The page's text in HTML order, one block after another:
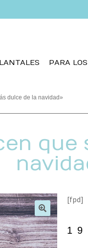
PARA
dulce de la navidad»
que
🔍
[fpd]